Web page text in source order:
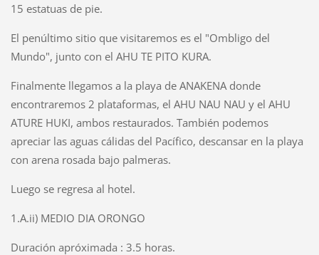
15 estatuas de pie.
El penúltimo sitio que visitaremos es el "Ombligo del
Mundo", junto con el AHU TE PITO KURA.
Finalmente llegamos a la playa de ANAKENA donde
encontraremos 2 plataformas, el AHU NAU NAU y el AHU
ATURE HUKI, ambos restaurados. También podemos
apreciar las aguas cálidas del Pacífico, descansar en la playa
con arena rosada bajo palmeras.
Luego se regresa al hotel.
1.A.ii) MEDIO DIA ORONGO
Duración apróximada : 3.5 horas.